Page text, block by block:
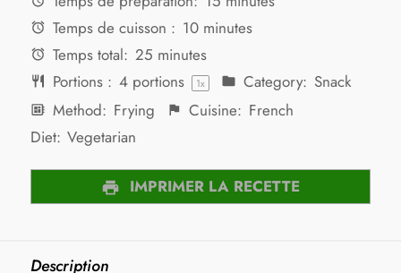
Temps de cuisson : 10 minutes
Temps total: 25 minutes
Portions : 4portions 1x Category: Snack
Method: Frying Cuisine: French
Diet: Vegetarian
IMPRIMER LA RECETTE
Description